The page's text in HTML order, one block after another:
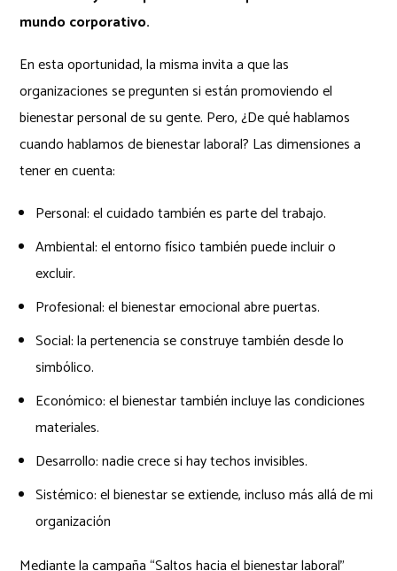
mundo corporativo.
En esta oportunidad, la misma invita a que las
organizaciones se pregunten si están promoviendo el
bienestar personal de su gente. Pero, ¿De qué hablamos
cuando hablamos de bienestar laboral? Las dimensiones a
tener en cuenta:
Personal: el cuidado también es parte del trabajo.
Ambiental: el entorno físico también puede incluir o
excluir.
Profesional: el bienestar emocional abre puertas.
Social: la pertenencia se construye también desde lo
simbólico.
Económico: el bienestar también incluye las condiciones
materiales.
Desarrollo: nadie crece si hay techos invisibles.
Sistémico: el bienestar se extiende, incluso más allá de mi
organización
Mediante la campaña “Saltos hacia el bienestar laboral”